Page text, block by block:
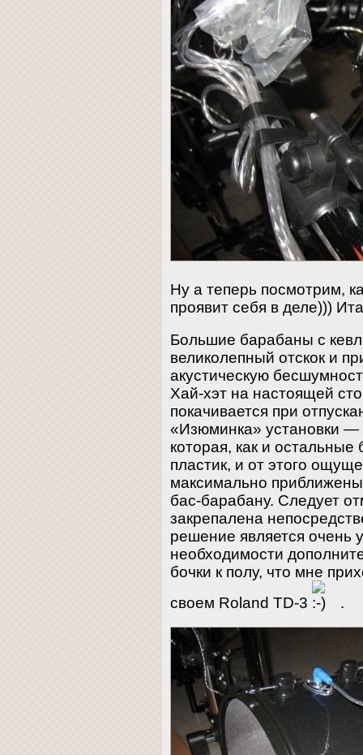
Ну а теперь посмотрим,
проявит себя в деле)))
Большие барабаны с
великолепный отскок и
акустическую
Хай-хэт на настоящей
покачивается при
«Изюминка» установки —
которая, как и
пластик, и от этого
максимально
бас-барабану. Следует
закрепалена
решение является очень
необходимости
бочки к полу, что мне
своем Roland TD-3
.